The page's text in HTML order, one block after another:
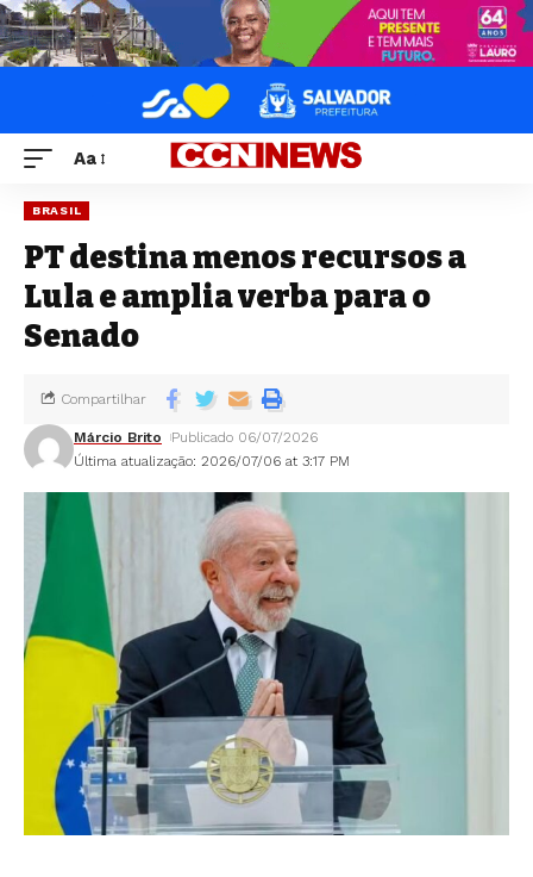
Aa
BRASIL
PT destina menos recursos a
Lula e amplia verba para o
Senado
Última atualização: 2026/07/06 at 3:17 PM
Márcio Brito Publicado 06/07/2026
Compartilhar